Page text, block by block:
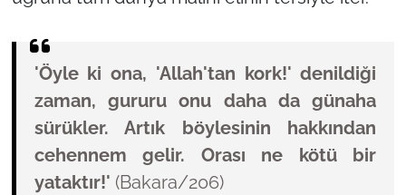
'Öyle ki ona, 'Allah'tan kork!' denildiği
zaman, gururu onu daha da günaha
sürükler. Artık böylesinin hakkından
cehennem gelir. Orası ne kötü bir
yataktır!' (Bakara/206)